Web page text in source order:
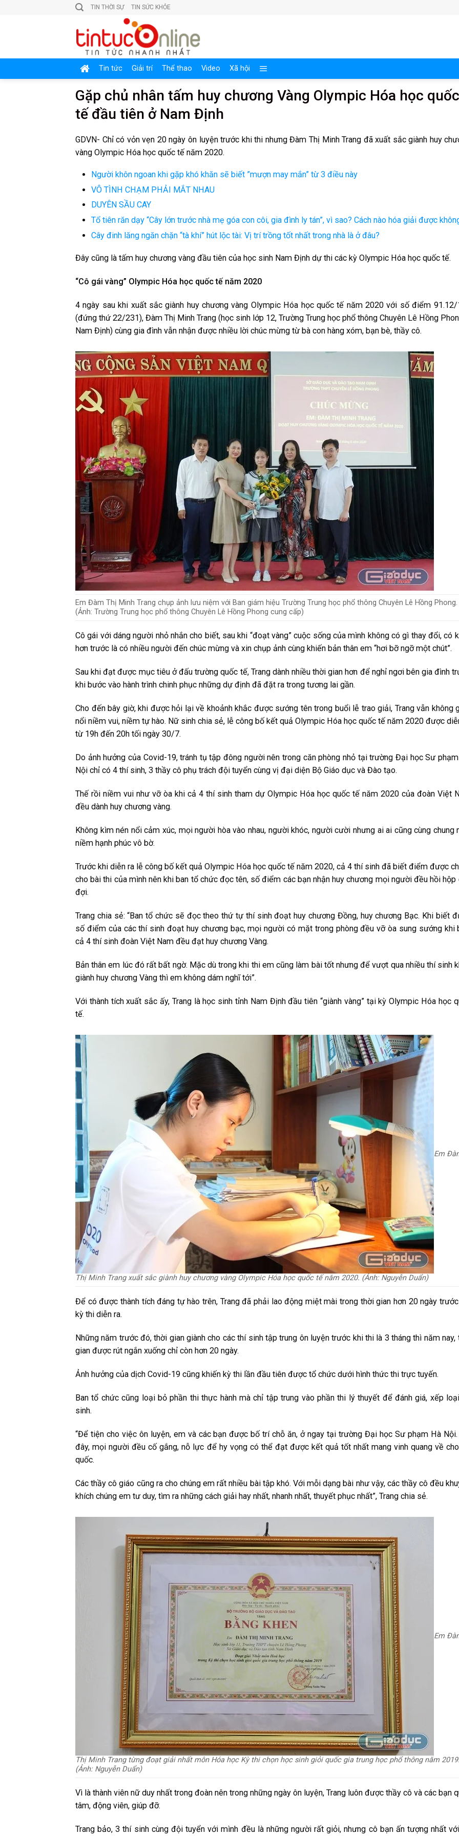
TIN THỜI SỰ TIN SỨC KHỎE
Tin tức Giải trí Thể thao Video Xã hội
Gặp chủ nhân tấm huy chương Vàng Olympic Hóa học quốc
tế đầu tiên ở Nam Định
GDVN- Chỉ có vỏn vẹn 20 ngày ôn luyện trước khi thi nhưng Đàm Thị Minh Trang đã xuất sắc giành huy
vàng Olympic Hóa học quốc tế năm 2020.
Người khôn ngoan khi gặp khó khăn sẽ biết ”mượn may mắn” từ 3 điều này
VÔ TÌNH CHẠM PHẢI MẮT NHAU
DUYÊN SẦU CAY
Tổ tiên răn dạy “Cây lớn trước nhà mẹ góa con côi, gia đình ly tán”, vì sao? Cách nào hóa giải được
Cây đinh lăng ngăn chặn “tà khí” hút lộc tài: Vị trí trồng tốt nhất trong nhà là ở đâu?
Đây cũng là tấm huy chương vàng đầu tiên của học sinh Nam Định dự thi các kỳ Olympic Hóa học quốc tế.
“Cô gái vàng” Olympic Hóa học quốc tế năm 2020
4 ngày sau khi xuất sắc giành huy chương vàng Olympic Hóa học quốc tế năm 2020 với số điểm 91.12/
(đứng thứ 22/231), Đàm Thị Minh Trang (học sinh lớp 12, Trường Trung học phổ thông Chuyên Lê Hồng
Nam Định) cùng gia đình vẫn nhận được nhiều lời chúc mừng từ bà con hàng xóm, bạn bè, thầy cô.
Em Đàm Thị Minh Trang chụp ảnh lưu niệm với Ban giám hiệu Trường Trung học phổ thông Chuyên Lê Hồng Phong.
(Ảnh: Trường Trung học phổ thông Chuyên Lê Hồng Phong cung cấp)
Cô gái với dáng người nhỏ nhắn cho biết, sau khi “đoạt vàng” cuộc sống của mình không có gì thay đổi, có
hơn trước là có nhiều người đến chúc mừng và xin chụp ảnh cùng khiến bản thân em “hơi bỡ ngỡ một chút”.
Sau khi đạt được mục tiêu ở đấu trường quốc tế, Trang dành nhiều thời gian hơn để nghỉ ngơi bên gia đình
khi bước vào hành trình chinh phục những dự định đã đặt ra trong tương lai gần.
Cho đến bây giờ, khi được hỏi lại về khoảnh khắc được sướng tên trong buổi lễ trao giải, Trang vẫn không
nổi niềm vui, niềm tự hào. Nữ sinh chia sẻ, lễ công bố kết quả Olympic Hóa học quốc tế năm 2020 được
từ 19h đến 20h tối ngày 30/7.
Do ảnh hưởng của Covid-19, tránh tụ tập đông người nên trong căn phòng nhỏ tại trường Đại học Sư
Nội chỉ có 4 thí sinh, 3 thầy cô phụ trách đội tuyển cùng vị đại diện Bộ Giáo dục và Đào tạo.
Thế rồi niềm vui như vỡ òa khi cả 4 thí sinh tham dự Olympic Hóa học quốc tế năm 2020 của đoàn Việt
đều dành huy chương vàng.
Không kìm nén nổi cảm xúc, mọi người hòa vào nhau, người khóc, người cười nhưng ai ai cũng cùng chung
niềm hạnh phúc vô bờ.
Trước khi diễn ra lễ công bố kết quả Olympic Hóa học quốc tế năm 2020, cả 4 thí sinh đã biết điểm được
cho bài thi của mình nên khi ban tổ chức đọc tên, số điểm các bạn nhận huy chương mọi người đều hồi hộp
đợi.
Trang chia sẻ: “Ban tổ chức sẽ đọc theo thứ tự thí sinh đoạt huy chương Đồng, huy chương Bạc. Khi biết
số điểm của các thí sinh đoạt huy chương bạc, mọi người có mặt trong phòng đều vỡ òa sung sướng khi
cả 4 thí sinh đoàn Việt Nam đều đạt huy chương Vàng.
Bản thân em lúc đó rất bất ngờ. Mặc dù trong khi thi em cũng làm bài tốt nhưng để vượt qua nhiều thí sinh
giành huy chương Vàng thì em không dám nghĩ tới”.
Với thành tích xuất sắc ấy, Trang là học sinh tỉnh Nam Định đầu tiên “giành vàng” tại kỳ Olympic Hóa học
tế.
Em
Thị Minh Trang xuất sắc giành huy chương vàng Olympic Hóa học quốc tế năm 2020. (Ảnh: Nguyễn Duẩn)
Để có được thành tích đáng tự hào trên, Trang đã phải lao động miệt mài trong thời gian hơn 20 ngày
kỳ thi diễn ra.
Những năm trước đó, thời gian giành cho các thí sinh tập trung ôn luyện trước khi thi là 3 tháng thì năm nay,
gian được rút ngắn xuống chỉ còn hơn 20 ngày.
Ảnh hưởng của dịch Covid-19 cũng khiến kỳ thi lần đầu tiên được tổ chức dưới hình thức thi trực tuyến.
Ban tổ chức cũng loại bỏ phần thi thực hành mà chỉ tập trung vào phần thi lý thuyết để đánh giá, xếp
sinh.
“Để tiện cho việc ôn luyện, em và các bạn được bố trí chỗ ăn, ở ngay tại trường Đại học Sư phạm Hà
đây, mọi người đều cố gắng, nỗ lực để hy vọng có thể đạt được kết quả tốt nhất mang vinh quang về
quốc.
Các thầy cô giáo cũng ra cho chúng em rất nhiều bài tập khó. Với mỗi dạng bài như vậy, các thầy cô đều
khích chúng em tư duy, tìm ra những cách giải hay nhất, nhanh nhất, thuyết phục nhất”, Trang chia sẻ.
Em
Thị Minh Trang từng đoạt giải nhất môn Hóa học Kỳ thi chọn học sinh giỏi quốc gia trung học phổ thông năm 2019.
(Ảnh: Nguyễn Duẩn)
Vì là thành viên nữ duy nhất trong đoàn nên trong những ngày ôn luyện, Trang luôn được thầy cô và các bạn
tâm, động viên, giúp đỡ.
Trang bảo, 3 thí sinh cùng đội tuyển với mình đều là những người rất giỏi, nhưng cô bạn ấn tượng nhất